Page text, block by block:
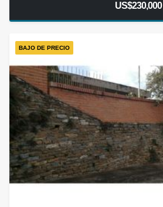
US$230,000
BAJO DE PRECIO